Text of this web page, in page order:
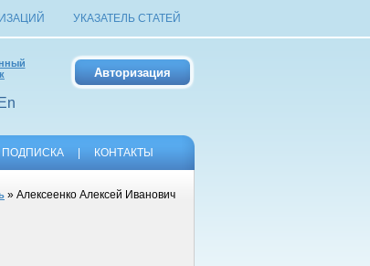
УКАЗАТЕЛЬ СТАТЕЙ
En
ПОДПИСКА КОНТАКТЫ
» Алексеенко Алексей Иванович